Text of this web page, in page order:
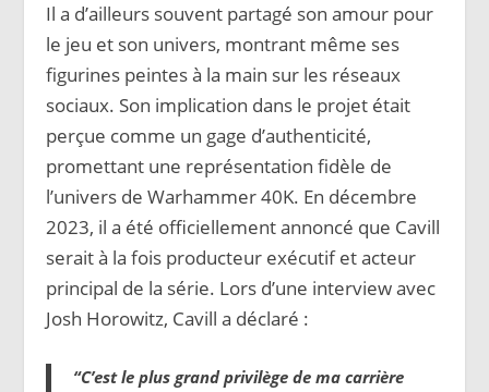
Il a d’ailleurs souvent partagé son amour pour
le jeu et son univers, montrant même ses
figurines peintes à la main sur les réseaux
sociaux. Son implication dans le projet était
perçue comme un gage d’authenticité,
promettant une représentation fidèle de
l’univers de Warhammer 40K. En décembre
2023, il a été officiellement annoncé que Cavill
serait à la fois producteur exécutif et acteur
principal de la série. Lors d’une interview avec
Josh Horowitz, Cavill a déclaré :
“C’est le plus grand privilège de ma carrière